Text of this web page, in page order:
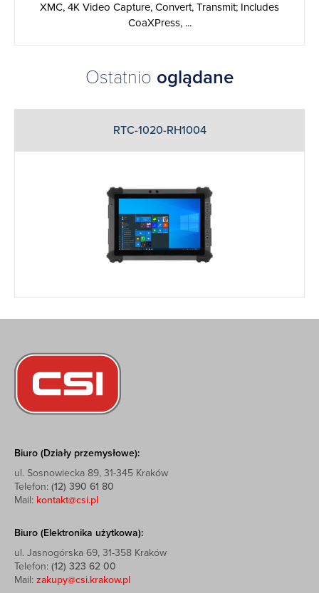
XMC, 4K Video Capture, Convert, Transmit; Includes
CoaXPress, ...
Ostatnio oglądane
RTC-1020-RH1004
Biuro (Działy przemysłowe):
ul. Sosnowiecka 89, 31-345 Kraków
Telefon: (12) 390 61 80
Mail: kontakt@csi.pl
Biuro (Elektronika użytkowa):
ul. Jasnogórska 69, 31-358 Kraków
Telefon: (12) 323 62 00
Mail: zakupy@csi.krakow.pl